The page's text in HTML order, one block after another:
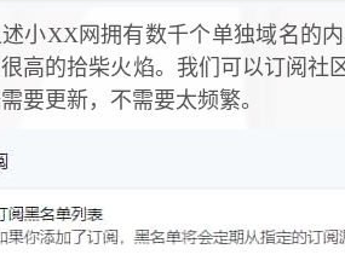
小XX网拥有数千个单独域名的
高的拾柴火焰。我们可以订阅社
要更新，不需要太频繁。